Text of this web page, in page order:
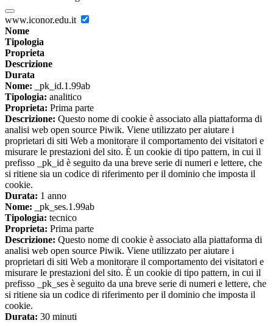
www.iconor.edu.it
Nome
Tipologia
Proprieta
Descrizione
Durata
Nome: _pk_id.1.99ab
Tipologia: analitico
Proprieta: Prima parte
Descrizione: Questo nome di cookie è associato alla piattaforma di
analisi web open source Piwik. Viene utilizzato per aiutare i
proprietari di siti Web a monitorare il comportamento dei visitatori e
misurare le prestazioni del sito. È un cookie di tipo pattern, in cui il
prefisso _pk_id è seguito da una breve serie di numeri e lettere, che
si ritiene sia un codice di riferimento per il dominio che imposta il
cookie.
Durata: 1 anno
Nome: _pk_ses.1.99ab
Tipologia: tecnico
Proprieta: Prima parte
Descrizione: Questo nome di cookie è associato alla piattaforma di
analisi web open source Piwik. Viene utilizzato per aiutare i
proprietari di siti Web a monitorare il comportamento dei visitatori e
misurare le prestazioni del sito. È un cookie di tipo pattern, in cui il
prefisso _pk_ses è seguito da una breve serie di numeri e lettere, che
si ritiene sia un codice di riferimento per il dominio che imposta il
cookie.
Durata: 30 minuti